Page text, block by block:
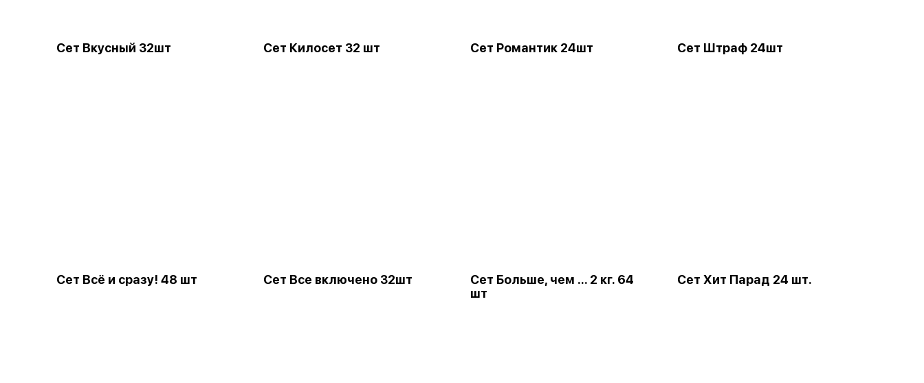
Сет Вкусный 32шт Сет Килосет 32 шт Сет Романтик 24шт Сет Штраф 24шт
Сет Всё и сразу! 48 шт Сет Все включено 32шт
Сет Больше, чем ... 2 кг. 64
шт
Сет Хит Парад 24 шт.